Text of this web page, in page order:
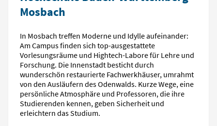
Mosbach
In Mosbach treffen Moderne und Idylle aufeinander:
Am Campus finden sich top-ausgestattete
Vorlesungsräume und Hightech-Labore für Lehre und
Forschung. Die Innenstadt besticht durch
wunderschön restaurierte Fachwerkhäuser, umrahmt
von den Ausläufern des Odenwalds. Kurze Wege, eine
persönliche Atmosphäre und Professoren, die ihre
Studierenden kennen, geben Sicherheit und
erleichtern das Studium.